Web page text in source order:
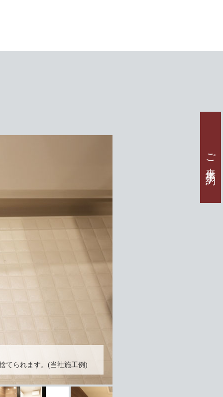
ご 来 場 予 約
てられます。(当社施工例)